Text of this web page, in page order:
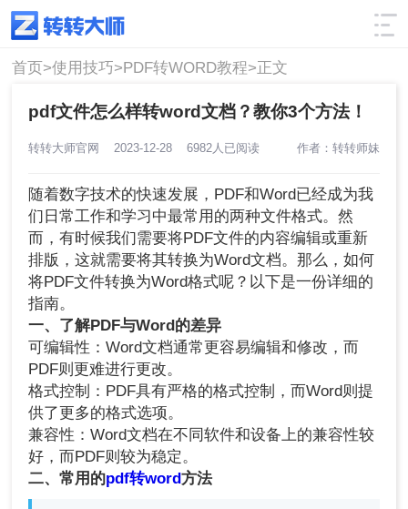
使用技巧 筛选
首页>使用技巧>PDF转WORD教程>正文
pdf文件怎么样转word文档？教你3个方法！
转转大师官网 2023-12-28 6982人已阅读 作者：转转师妹
随着数字技术的快速发展，PDF和Word已经成为我
们日常工作和学习中最常用的两种文件格式。然
而，有时候我们需要将PDF文件的内容编辑或重新
排版，这就需要将其转换为Word文档。那么，如何
将PDF文件转换为Word格式呢？以下是一份详细的
指南。
一、了解PDF与Word的差异
可编辑性：Word文档通常更容易编辑和修改，而
PDF则更难进行更改。
格式控制：PDF具有严格的格式控制，而Word则提
供了更多的格式选项。
兼容性：Word文档在不同软件和设备上的兼容性较
好，而PDF则较为稳定。
二、常用的pdf转word方法